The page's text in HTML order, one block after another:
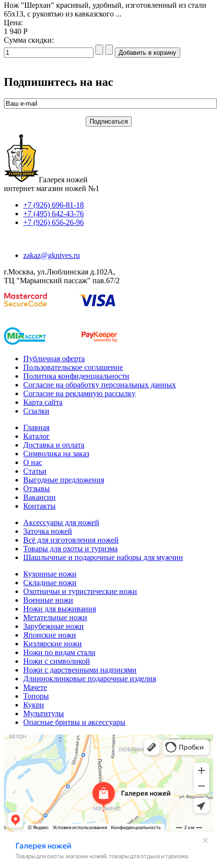
Нож "Шерхан" красивый, удобный, изготовленный из стали
65х13, с рукоятью из кавказского ...
Цена:
1 940 Р
Сумма скидки:
Подпишитесь на нас
Галерея ножей
интернет магазин ножей №1
+7 (926) 696-81-18
+7 (495) 642-43-76
+7 (926) 656-26-96
zakaz@gknives.ru
г.Москва, ул.Люблинская д.102А,
ТЦ "Марьинский пассаж" пав.67/2
Публичная оферта
Пользовательское соглашение
Политика конфиденциальности
Согласие на обработку персональных данных
Согласие на рекламную рассылку
Карта сайта
Ссылки
Главная
Каталог
Доставка и оплата
Символика на заказ
О нас
Статьи
Выгодные предложения
Отзывы
Вакансии
Контакты
Аксессуары для ножей
Заточка ножей
Всё для изготовления ножей
Товары для охоты и туризма
Шашлычные и подарочные наборы для мужчин
Кухонные ножи
Складные ножи
Охотничьи и туристические ножи
Военные ножи
Ножи для выживания
Метательные ножи
Зарубежные ножи
Японские ножи
Кизлярские ножи
Ножи по видам стали
Ножи с символикой
Ножи с дарственными надписями
Длинноклинковые подарочные изделия
Мачете
Топоры
Кукри
Мультитулы
Опасные бритвы и аксессуары